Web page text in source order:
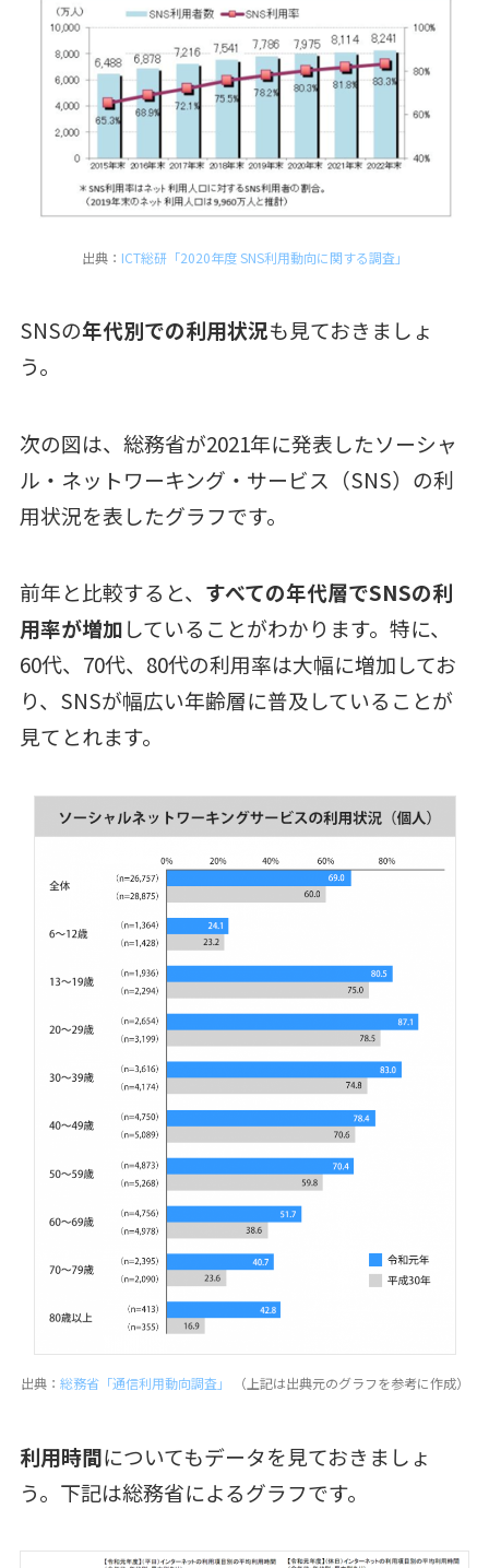
出典： ICT総研「2020年度 SNS利用動向に関する調査」
SNSの年代別での利用状況も見ておきましょ
う。
次の図は、総務省が2021年に発表したソーシャ
ル・ネットワーキング・サービス（SNS）の利
用状況を表したグラフです。
前年と比較すると、 すべての年代層でSNSの利
用率が増加していることがわかります。特に、
60代、70代、80代の利用率は大幅に増加してお
り、SNSが幅広い年齢層に普及していることが
見てとれます。
出典： 総務省「通信利用動向調査」 （上記は出典元のグラフを参考に作成）
利用時間についてもデータを見ておきましょ
う。下記は総務省によるグラフです。